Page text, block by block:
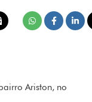
Ariston, no